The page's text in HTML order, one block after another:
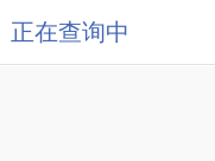
正在查询中